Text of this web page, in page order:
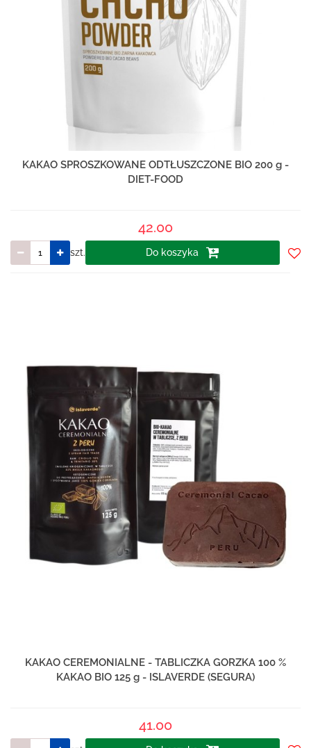
KAKAO SPROSZKOWANE ODTŁUSZCZONE BIO 200 g -
DIET-FOOD
42.00
szt. Do koszyka
KAKAO CEREMONIALNE - TABLICZKA GORZKA 100 %
KAKAO BIO 125 g - ISLAVERDE (SEGURA)
41.00